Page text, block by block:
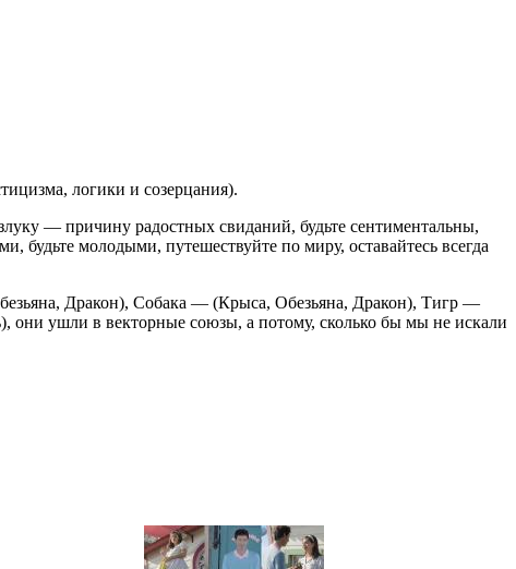
логики и созерцания).
— причину радостных свиданий, будьте сентиментальны,
будьте молодыми, путешествуйте по миру, оставайтесь всегда
Дракон), Собака — (Крыса, Обезьяна, Дракон), Тигр —
они ушли в векторные союзы, а потому, сколько бы мы не искали